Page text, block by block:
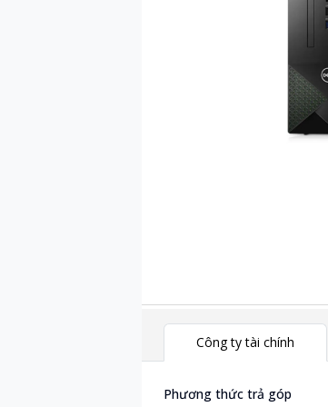
Công ty tài chính
Phương thức trả góp